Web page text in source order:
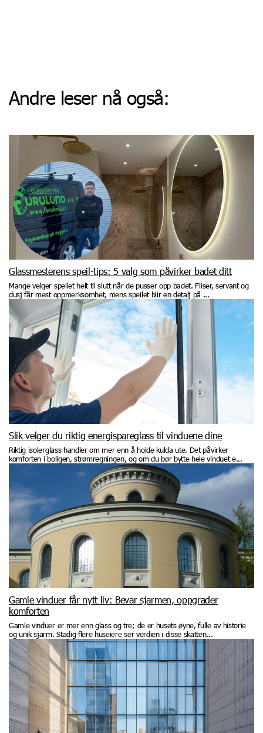
Andre leser nå også:
Glassmesterens speil-tips: 5 valg som påvirker badet ditt
Mange velger speilet helt til slutt når de pusser opp badet. Fliser, servant og
dusj får mest oppmerksomhet, mens speilet blir en detalj på ...
Slik velger du riktig energispareglass til vinduene dine
Riktig isolerglass handler om mer enn å holde kulda ute. Det påvirker
komforten i boligen, strømregningen, og om du bør bytte hele vinduet e...
Gamle vinduer får nytt liv: Bevar sjarmen, oppgrader
komforten
Gamle vinduer er mer enn glass og tre; de er husets øyne, fulle av historie
og unik sjarm. Stadig flere huseiere ser verdien i disse skatten...